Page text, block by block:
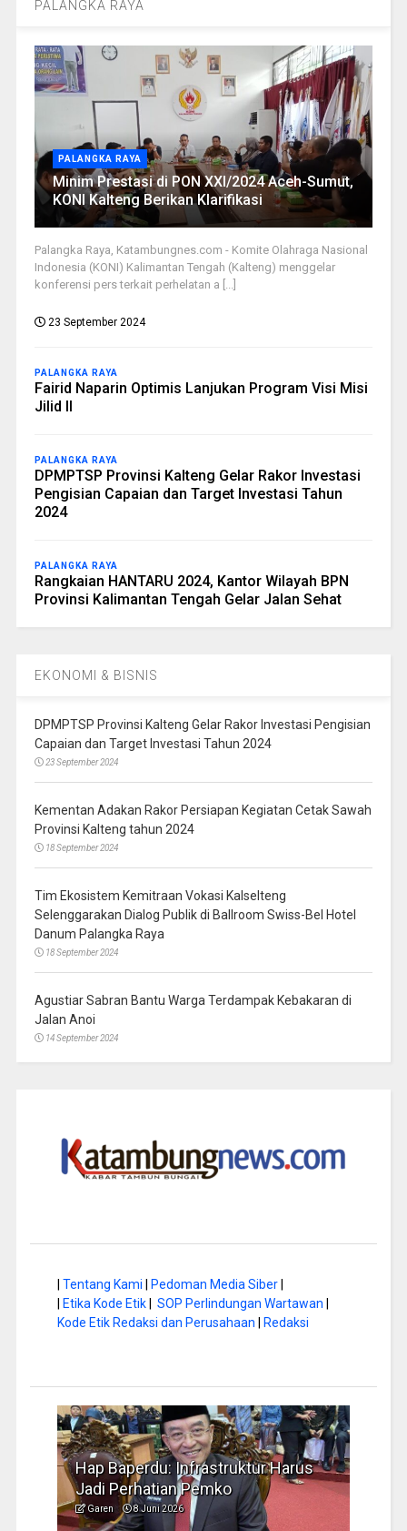
PALANGKA RAYA
PALANGKA RAYA
Minim Prestasi di PON XXI/2024 Aceh-Sumut,
KONI Kalteng Berikan Klarifikasi
Palangka Raya, Katambungnes.com - Komite Olahraga Nasional
Indonesia (KONI) Kalimantan Tengah (Kalteng) menggelar
konferensi pers terkait perhelatan a [...]
23 September 2024
PALANGKA RAYA
Fairid Naparin Optimis Lanjukan Program Visi Misi
Jilid II
PALANGKA RAYA
DPMPTSP Provinsi Kalteng Gelar Rakor Investasi
Pengisian Capaian dan Target Investasi Tahun
2024
PALANGKA RAYA
Rangkaian HANTARU 2024, Kantor Wilayah BPN
Provinsi Kalimantan Tengah Gelar Jalan Sehat
EKONOMI & BISNIS
DPMPTSP Provinsi Kalteng Gelar Rakor Investasi Pengisian
Capaian dan Target Investasi Tahun 2024
23 September 2024
Kementan Adakan Rakor Persiapan Kegiatan Cetak Sawah
Provinsi Kalteng tahun 2024
18 September 2024
Tim Ekosistem Kemitraan Vokasi Kalselteng
Selenggarakan Dialog Publik di Ballroom Swiss-Bel Hotel
Danum Palangka Raya
18 September 2024
Agustiar Sabran Bantu Warga Terdampak Kebakaran di
Jalan Anoi
14 September 2024
Tentang Kami Pedoman Media Siber|
Etika Kode Etik| SOP Perlindungan Wartawan
Kode Etik Redaksi dan Perusahaan
Redaksi
Hap Baperdu: Infrastruktur Harus
Jadi Perhatian Pemko
Garen 8 Juni 2026